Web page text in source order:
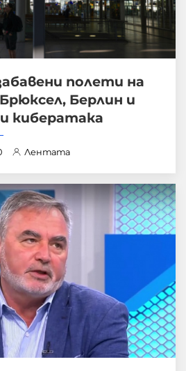
полети на
Берлин и
кибератака
Лентата